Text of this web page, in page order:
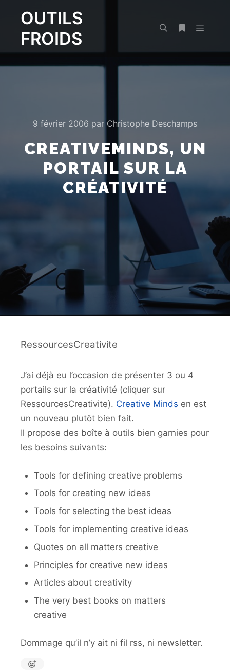
OUTILS
FROIDS
9 février 2006 par Christophe Deschamps
CREATIVEMINDS, UN
PORTAIL SUR LA
CRÉATIVITÉ
RessourcesCreativite
J’ai déjà eu l’occasion de présenter 3 ou 4
portails sur la créativité (cliquer sur
RessourcesCreativite). Creative Minds en est
un nouveau plutôt bien fait.
Il propose des boîte à outils bien garnies pour
les besoins suivants:
Tools for defining creative problems
Tools for creating new ideas
Tools for selecting the best ideas
Tools for implementing creative ideas
Quotes on all matters creative
Principles for creative new ideas
Articles about creativity
The very best books on matters
creative
Dommage qu’il n’y ait ni fil rss, ni newsletter.